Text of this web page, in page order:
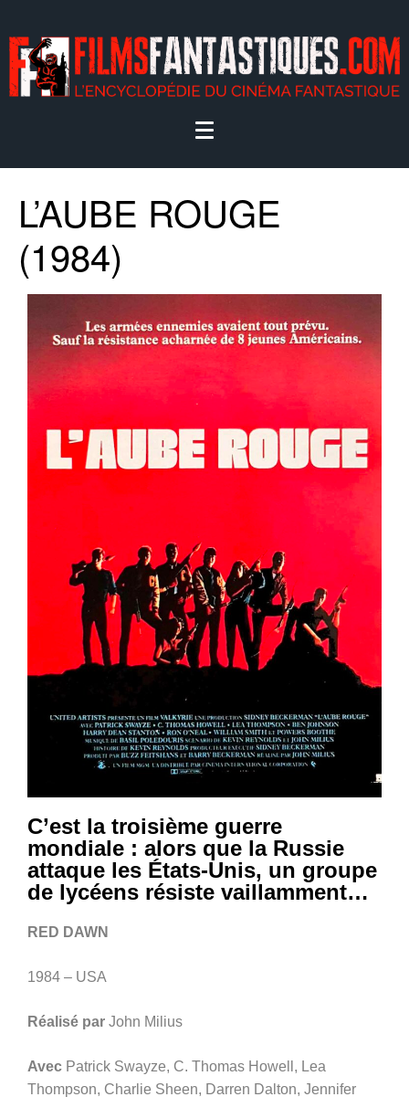
L’AUBE ROUGE
(1984)
C’est la troisième guerre
mondiale : alors que la Russie
attaque les États-Unis, un groupe
de lycéens résiste vaillamment…
RED DAWN
1984 – USA
Réalisé par John Milius
Avec Patrick Swayze, C. Thomas Howell, Lea
Thompson, Charlie Sheen, Darren Dalton, Jennifer